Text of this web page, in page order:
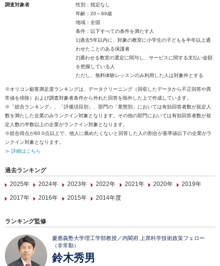
調査対象者
性別：指定なし
年齢：20～69歳
地域：全国
条件：以下すべての条件を満たす人
1)過去5年以内に、対象の教室に小学生の子どもを半年以上通
わせたことのある保護者
2)通わせる教室の選定に関与し、サービスに関する支払い金額
を把握している人
ただし、無料体験レッスンのみ利用した人は対象外とする
※オリコン顧客満足度ランキングは、データクリーニング（回収したデータから不正回答や異
常値を排除）および調査対象者条件から外れた回答を除外した上で作成しています。
※「総合ランキング」、「評価項目別」、部門の「業態別」においては有効回答者数が規定人
数を満たした企業のみランクイン対象となります。その他の部門においては有効回答者数が規
定人数の半数以上の企業がランクイン対象となります。
※総合得点が60.0点以上で、他人に薦めたくないと回答した人の割合が基準値以下の企業がラ
ンクイン対象となります。
≫ 詳細はこちら
過去ランキング
2025年
2024年 2023年 2022年 2021年 2020年
2019年
2017年
2016年 2015年 2014年度
ランキング監修
慶應義塾大学理工学部教授／内閣府 上席科学技術政策フェロー
（非常勤）
鈴木秀男